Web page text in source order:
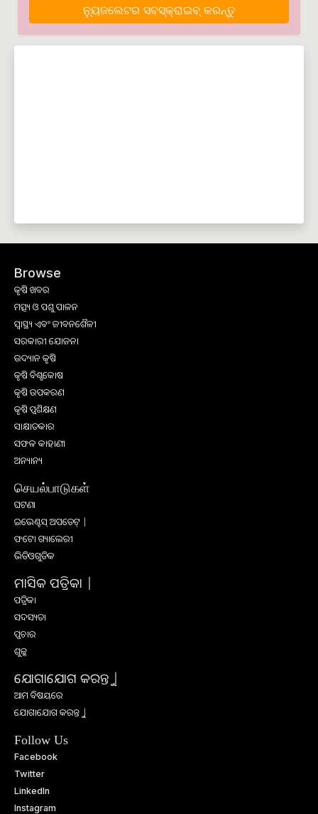
ନ୍ୟୁଜଲେଟର ସବସ୍କ୍ରାଇବ୍‌ କରନ୍ତୁ
Browse
କୃଷି ଖବର
ମତ୍ସ୍ୟ ଓ ପଶୁ ପାଳନ
ସ୍ୱାସ୍ଥ୍ୟ ଏବଂ ଜୀବନଶୈଳୀ
ସରକାରୀ ଯୋଜନା
ଉଦ୍ୟାନ କୃଷି
କୃଷି ବିଶ୍ବକୋଷ
କୃଷି ଉପକରଣ
କୃଷି ପ୍ରଶିକ୍ଷଣ
ସାକ୍ଷାତକାର
ସଫଳ କାହାଣୀ
ଅନ୍ୟାନ୍ୟ
செயல்பாடுகள்
ଘଟଣା
ଇଭେଣ୍ଟସ୍ ଅପଡେଟ୍ |
ଫଟୋ ଗ୍ୟାଲେରୀ
ଭିଡିଓଗୁଡିକ
ମାସିକ ପତ୍ରିକା |
ପତ୍ରିକା
ସଦସ୍ୟତା
ପ୍ରଚାର
ଶୁଳ୍କ
ଯୋଗାଯୋଗ କରନ୍ତୁ |
ଆମ ବିଷୟରେ
ଯୋଗାଯୋଗ କରନ୍ତୁ |
Follow Us
Facebook
Twitter
LinkedIn
Instagram